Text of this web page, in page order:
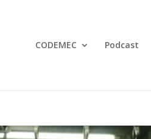
CODEMEC Podcast